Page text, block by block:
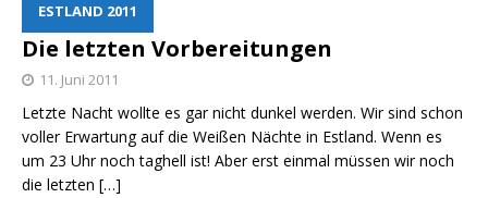
ESTLAND 2011
Die letzten Vorbereitungen
11. Juni 2011
Letzte Nacht wollte es gar nicht dunkel werden. Wir sind schon
voller Erwartung auf die Weißen Nächte in Estland. Wenn es
um 23 Uhr noch taghell ist! Aber erst einmal müssen wir noch
die letzten […]